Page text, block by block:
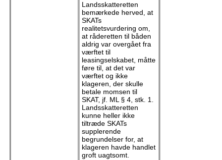
Landsskatteretten
bemærkede herved, at
SKATs
realitetsvurdering om,
at råderetten til båden
aldrig var overgået fra
værftet til
leasingselskabet, måtte
føre til, at det var
værftet og ikke
klageren, der skulle
betale momsen til
SKAT, jf. ML § 4, stk. 1.
Landsskatteretten
kunne heller ikke
tiltræde SKATs
supplerende
begrundelser for, at
klageren havde handlet
groft uagtsomt.